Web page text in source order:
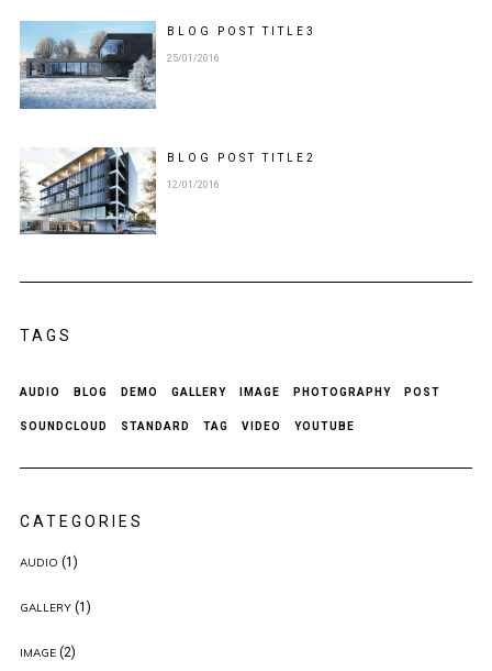
BLOG POSTTITLE 3
25/01/2016
BLOG POSTTITLE 2
12/01/2016
TAGS
AUDIO BLOG DEMO GALLERY IMAGE PHOTOGRAPHY POST
SOUNDCLOUD STANDARD TAG VIDEO YOUTUBE
CATEGORIES
AUDIO (1)
GALLERY(1)
IMAGE(2)